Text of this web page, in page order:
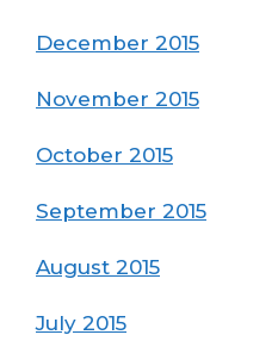
December 2015
November 2015
October 2015
September 2015
August 2015
July 2015